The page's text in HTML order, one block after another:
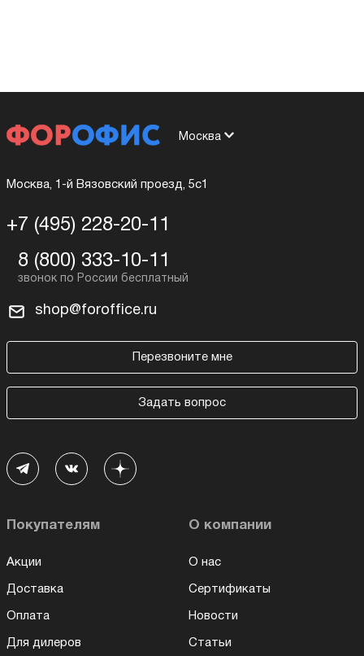
Москва
Москва, 1-й Вязовский проезд, 5с1
+7 (495) 228-20-11
8 (800) 333-10-11
shop@foroffice.ru
Перезвоните мне
Задать вопрос
Покупателям
Акции
Доставка
Оплата
Для дилеров
О компании
О нас
Сертификаты
Новости
Статьи